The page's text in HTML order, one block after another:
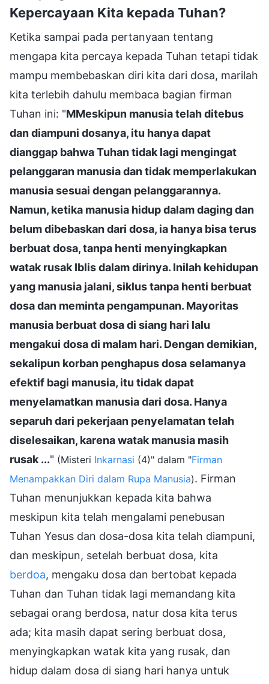
Kepercayaan Kita kepada Tuhan?
Ketika sampai pada pertanyaan tentang
mengapa kita percaya kepada Tuhan tetapi tidak
mampu membebaskan diri kita dari dosa, marilah
kita terlebih dahulu membaca bagian firman
Tuhan ini: "MMeskipun manusia telah ditebus
dan diampuni dosanya, itu hanya dapat
dianggap bahwa Tuhan tidak lagi mengingat
pelanggaran manusia dan tidak memperlakukan
manusia sesuai dengan pelanggarannya.
Namun, ketika manusia hidup dalam daging dan
belum dibebaskan dari dosa, ia hanya bisa terus
berbuat dosa, tanpa henti menyingkapkan
watak rusak Iblis dalam dirinya. Inilah kehidupan
yang manusia jalani, siklus tanpa henti berbuat
dosa dan meminta pengampunan. Mayoritas
manusia berbuat dosa di siang hari lalu
mengakui dosa di malam hari. Dengan demikian,
sekalipun korban penghapus dosa selamanya
efektif bagi manusia, itu tidak dapat
menyelamatkan manusia dari dosa. Hanya
separuh dari pekerjaan penyelamatan telah
diselesaikan, karena watak manusia masih
rusak ..." (Misteri Inkarnasi (4)" dalam "Firman
Menampakkan Diri dalam Rupa Manusia). Firman
Tuhan menunjukkan kepada kita bahwa
meskipun kita telah mengalami penebusan
Tuhan Yesus dan dosa-dosa kita telah diampuni,
dan meskipun, setelah berbuat dosa, kita
berdoa, mengaku dosa dan bertobat kepada
Tuhan dan Tuhan tidak lagi memandang kita
sebagai orang berdosa, natur dosa kita terus
ada; kita masih dapat sering berbuat dosa,
menyingkapkan watak kita yang rusak, dan
hidup dalam dosa di siang hari hanya untuk